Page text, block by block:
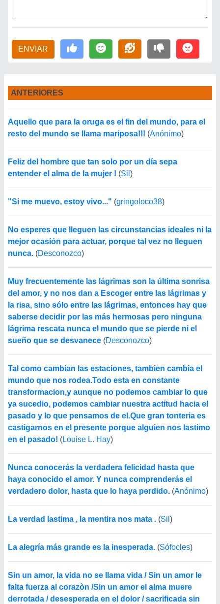
ENVIAR
ANTERIORES
Aquello que para la oruga es el fin del mundo, para el
resto del mundo se llama mariposa!!! (Anónimo)
Feliz del hombre que tan solo por un día sepa
entender el alma de la mujer ! (Sil )
"Si me muevo, estoy vivo..." (gringoloco38)
No esperes que lleguen las circunstancias ideales ni la
mejor ocasión para actuar, porque tal vez no lleguen
nunca. (Desconozco)
Muy frecuentemente las lágrimas son la última sonrisa
del amor, y no nos dan a Escoger entre las lágrimas y
la risa, sino sólo entre las lágrimas, entonces hay que
saberse decidir por las más hermosas pero ninguna
lágrima rescata nunca el mundo que se pierde ni el
sueño que se desvanece (Desconozco)
Tal como cambian las estaciones, tambien cambia el
mundo que nos rodea.Todo esta en constante
transformacion,y aunque no podemos cambiar lo que
ya sucedio, podemos cambiar nuestra actitud hacia el
pasado y lo que pensamos de el.Que gran tonteria es
castigarnos en el presente porque alguien nos lastimo
en el pasado! (Louise L. Hay)
Nunca conocerás la verdadera felicidad hasta que
haya conocido el amor. Y nunca comprenderás el
verdadero dolor, hasta que lo haya perdido. (Anónimo)
La verdad lastima , la mentira nos mata . (Sil )
La alegría más grande es la inesperada. (Sófocles)
Sin un amor, la vida no se llama vida / Sin un amor le
falta fuerza al corazòn /Sin un amor el alma muere
derrotada / desesperada en el dolor / sacrificada sin